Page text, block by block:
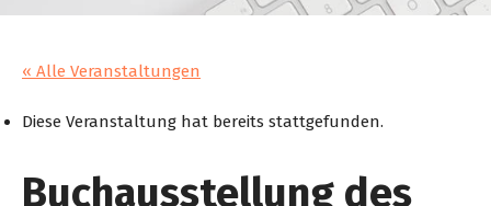
« Alle Veranstaltungen
Diese Veranstaltung hat bereits stattgefunden.
Buchausstellung des